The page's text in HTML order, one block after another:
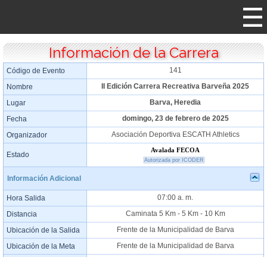
Información de la Carrera
Código de Evento
141
Nombre
II Edición Carrera Recreativa Barveña 2025
Lugar
Barva, Heredia
Fecha
domingo, 23 de febrero de 2025
Organizador
Asociación Deportiva ESCATH Athletics
Estado
Avalada FECOA
Autorizada por ICODER
Información Adicional
Hora Salida
07:00 a. m.
Distancia
Caminata 5 Km - 5 Km - 10 Km
Ubicación de la Salida
Frente de la Municipalidad de Barva
Ubicación de la Meta
Frente de la Municipalidad de Barva